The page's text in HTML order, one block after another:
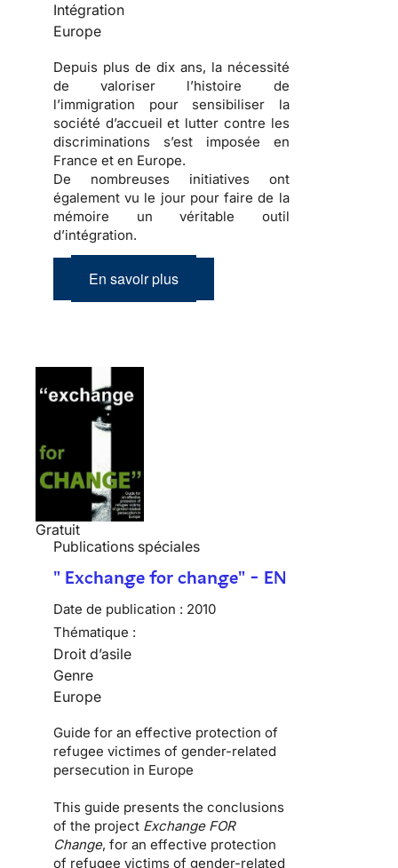
Intégration
Europe
Depuis plus de dix ans, la nécessité
de valoriser l’histoire de
l’immigration pour sensibiliser la
société d’accueil et lutter contre les
discriminations s’est imposée en
France et en Europe.
De nombreuses initiatives ont
également vu le jour pour faire de la
mémoire un véritable outil
d’intégration.
En savoir plus
Gratuit
Publications spéciales
" Exchange for change" - EN
Date de publication : 2010
Thématique :
Droit d’asile
Genre
Europe
Guide for an effective protection of
refugee victimes of gender-related
persecution in Europe
This guide presents the conclusions
of the project Exchange FOR
Change, for an effective protection
of refugee victims of gender-related